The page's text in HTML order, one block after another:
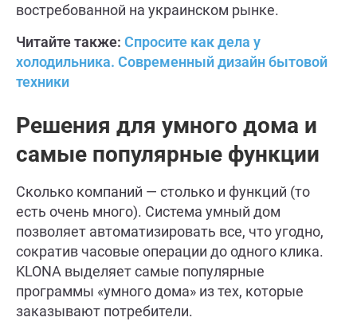
востребованной на украинском рынке.
Читайте также: Спросите как дела у
холодильника. Современный дизайн бытовой
техники
Решения для умного дома и
самые популярные функции
Сколько компаний — столько и функций (то
есть очень много). Система умный дом
позволяет автоматизировать все, что угодно,
сократив часовые операции до одного клика.
KLONA выделяет самые популярные
программы «умного дома» из тех, которые
заказывают потребители.